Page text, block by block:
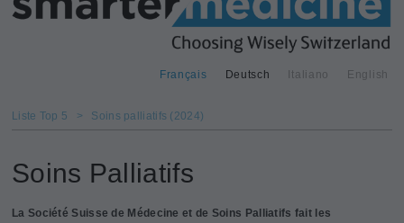
Deutsch
Français Italiano English
Liste Top 5 > Soins palliatifs (2024)
Soins Palliatifs
La Société Suisse de Médecine et de Soins Palliatifs fait les